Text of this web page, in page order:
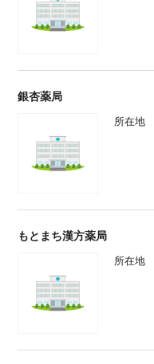
銀杏薬局
所在地
もとまち漢方薬局
所在地